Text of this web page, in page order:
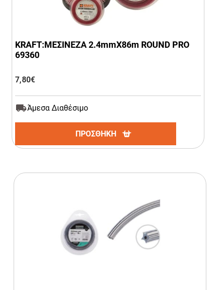
KRAFT:ΜΕΣΙΝΕΖΑ 2.4mmΧ86m ROUND PRO
69360
7,80€
Άμεσα Διαθέσιμο
ΠΡΟΣΘΗΚΗ